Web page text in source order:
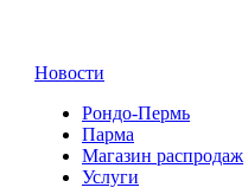
Новости
Рондо-Пермь
Парма
Магазин распродаж
Услуги